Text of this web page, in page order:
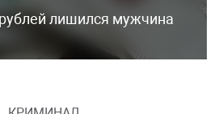
лишился мужчина